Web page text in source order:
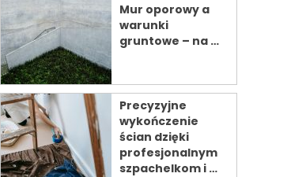
Mur oporowy a
warunki
gruntowe – na …
Precyzyjne
wykończenie
ścian dzięki
profesjonalnym
szpachelkom i …